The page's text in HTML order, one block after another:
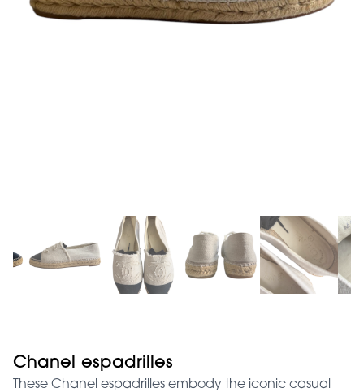
Chanel espadrilles
These Chanel espadrilles embody the iconic casual